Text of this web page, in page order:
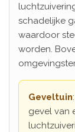
schadelijke
waardoor
worden.
Geveltuin
gevel van